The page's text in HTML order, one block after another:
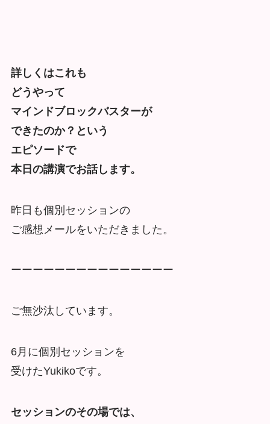
詳しくはこれも
どうやって
マインドブロックバスターが
できたのか？という
エピソードで
本日の講演でお話します。
昨日も個別セッションの
ご感想メールをいただきました。
ーーーーーーーーーーーーーーー
ご無沙汰しています。
6月に個別セッションを
受けたYukikoです。
セッションのその場では、